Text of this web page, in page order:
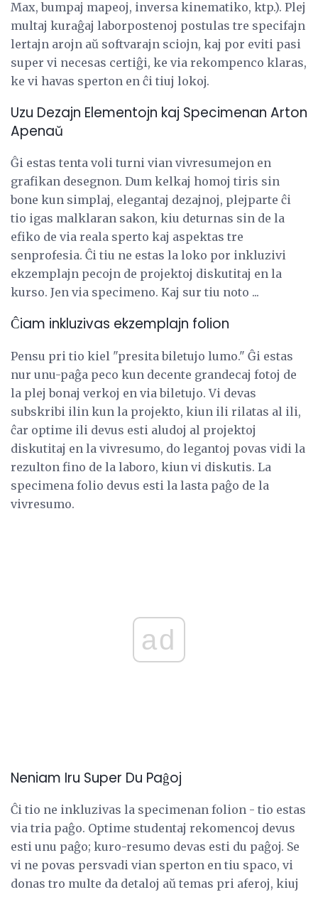
Max, bumpaj mapeoj, inversa kinematiko, ktp.). Plej
multaj kuraĝaj laborpostenoj postulas tre specifajn
lertajn arojn aŭ softvarajn sciojn, kaj por eviti pasi
super vi necesas certiĝi, ke via rekompenco klaras,
ke vi havas sperton en ĉi tiuj lokoj.
Uzu Dezajn Elementojn kaj Specimenan Arton
Apenaŭ
Ĝi estas tenta voli turni vian vivresumejon en
grafikan desegnon. Dum kelkaj homoj tiris sin
bone kun simplaj, elegantaj dezajnoj, plejparte ĉi
tio igas malklaran sakon, kiu deturnas sin de la
efiko de via reala sperto kaj aspektas tre
senprofesia. Ĉi tiu ne estas la loko por inkluzivi
ekzemplajn pecojn de projektoj diskutitaj en la
kurso. Jen via specimeno. Kaj sur tiu noto ...
Ĉiam inkluzivas ekzemplajn folion
Pensu pri tio kiel "presita biletujo lumo." Ĝi estas
nur unu-paĝa peco kun decente grandecaj fotoj de
la plej bonaj verkoj en via biletujo. Vi devas
subskribi ilin kun la projekto, kiun ili rilatas al ili,
ĉar optime ili devus esti aludoj al projektoj
diskutitaj en la vivresumo, do legantoj povas vidi la
rezulton fino de la laboro, kiun vi diskutis. La
specimena folio devus esti la lasta paĝo de la
vivresumo.
ad
Neniam Iru Super Du Paĝoj
Ĉi tio ne inkluzivas la specimenan folion - tio estas
via tria paĝo. Optime studentaj rekomencoj devus
esti unu paĝo; kuro-resumo devas esti du paĝoj. Se
vi ne povas persvadi vian sperton en tiu spaco, vi
donas tro multe da detaloj aŭ temas pri aferoj, kiuj